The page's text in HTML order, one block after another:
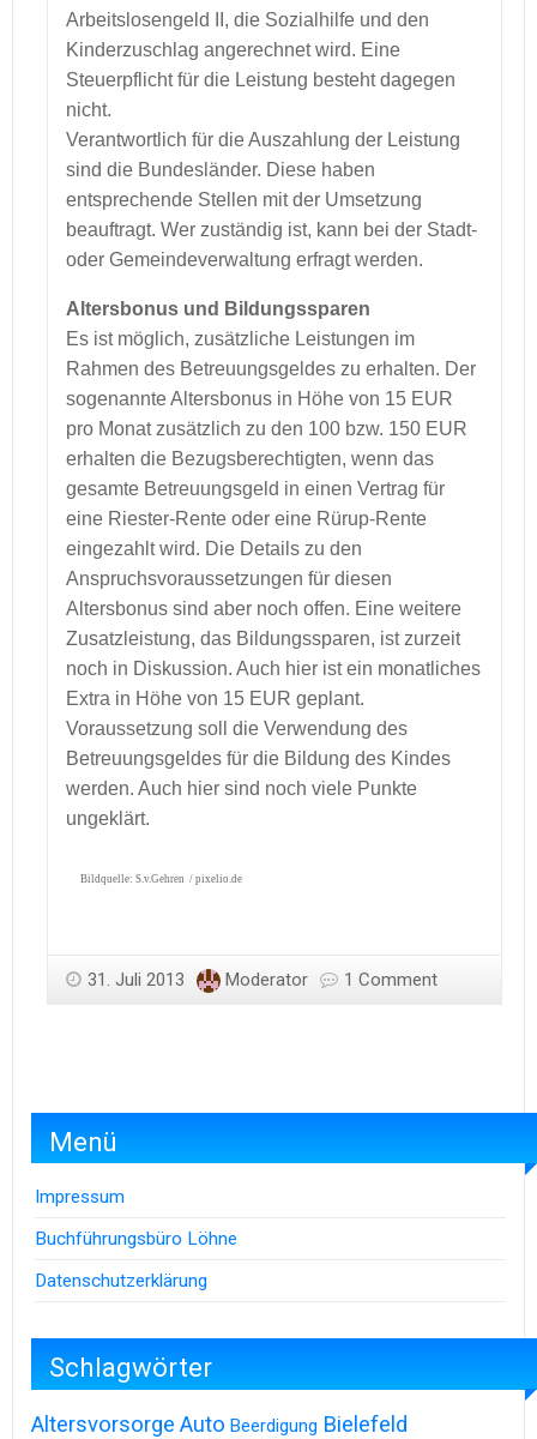
Arbeitslosengeld II, die Sozialhilfe und den
Kinderzuschlag angerechnet wird. Eine
Steuerpflicht für die Leistung besteht dagegen
nicht.
Verantwortlich für die Auszahlung der Leistung
sind die Bundesländer. Diese haben
entsprechende Stellen mit der Umsetzung
beauftragt. Wer zuständig ist, kann bei der Stadt-
oder Gemeindeverwaltung erfragt werden.
Altersbonus und Bildungssparen
Es ist möglich, zusätzliche Leistungen im
Rahmen des Betreuungsgeldes zu erhalten. Der
sogenannte Altersbonus in Höhe von 15 EUR
pro Monat zusätzlich zu den 100 bzw. 150 EUR
erhalten die Bezugsberechtigten, wenn das
gesamte Betreuungsgeld in einen Vertrag für
eine Riester-Rente oder eine Rürup-Rente
eingezahlt wird. Die Details zu den
Anspruchsvoraussetzungen für diesen
Altersbonus sind aber noch offen. Eine weitere
Zusatzleistung, das Bildungssparen, ist zurzeit
noch in Diskussion. Auch hier ist ein monatliches
Extra in Höhe von 15 EUR geplant.
Voraussetzung soll die Verwendung des
Betreuungsgeldes für die Bildung des Kindes
werden. Auch hier sind noch viele Punkte
ungeklärt.
Bildquelle: S.v.Gehren / pixelio.de
31. Juli 2013 Moderator 1 Comment
Menü
Impressum
Buchführungsbüro Löhne
Datenschutzerklärung
Schlagwörter
Altersvorsorge Auto Beerdigung Bielefeld